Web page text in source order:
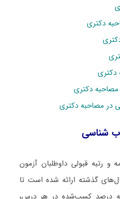
دکتری
دکتری
مصاحبه دکتری
در مصاحبه دکتری
شناسی
و رتبه قبولی داوطلبان آزمون
گذشته ارائه شده است تا
به درصد کسب‌شده در هر درس،